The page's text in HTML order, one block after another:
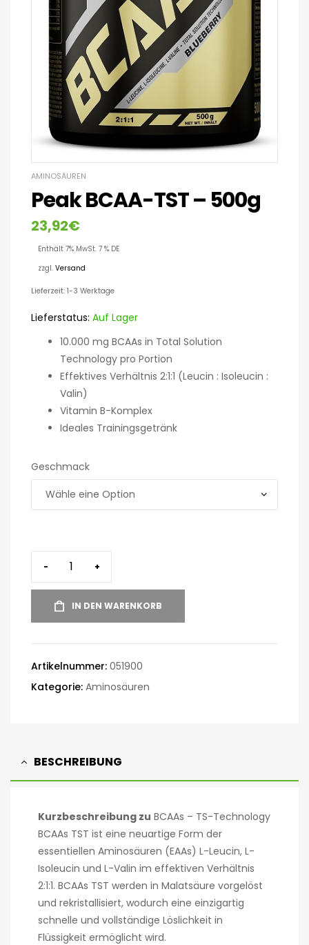
AMINOSÄUREN
Peak BCAA-TST – 500g
23,92€
Enthält 7% MwSt. 7 % DE
zzgl. Versand
Lieferzeit: 1-3 Werktage
Lieferstatus: Auf Lager
10.000 mg BCAAs in Total Solution
Technology pro Portion
Effektives Verhältnis 2:1:1 (Leucin : Isoleucin :
Valin)
Vitamin B-Komplex
Ideales Trainingsgetränk
Geschmack
- +
IN DEN WARENKORB
Artikelnummer: 051900
Kategorie: Aminosäuren
BESCHREIBUNG
Kurzbeschreibung zu BCAAs – TS-Technology
BCAAs TST ist eine neuartige Form der
essentiellen Aminosäuren (EAAs) L-Leucin, L-
Isoleucin und L-Valin im effektiven Verhältnis
2:1:1. BCAAs TST werden in Malatsäure vorgelöst
und rekristallisiert, wodurch eine einzigartig
schnelle und vollständige Löslichkeit in
Flüssigkeit ermöglicht wird.